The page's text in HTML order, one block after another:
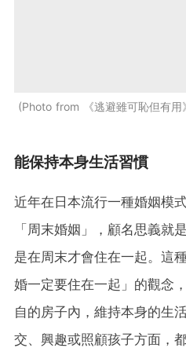
Photo from 《逃避雖可恥但有用
能保持本身生活習慣
近年在日本流行一種婚姻模
「周末婚姻」，顧名思義就
是在周末才會住在一起。這
婚一定要住在一起」的觀念
自的房子內，維持本身的生
交、興趣或照顧孩子方面，